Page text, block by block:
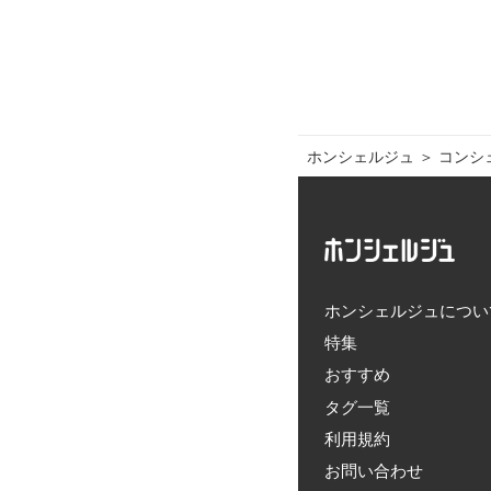
ホンシェルジュ ＞ コンシ
ホンシェルジュについ
特集
おすすめ
タグ一覧
利用規約
お問い合わせ